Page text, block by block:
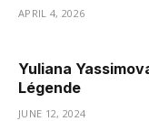
APRIL 4, 2026
Yuliana
Légende
JUNE 12, 2024